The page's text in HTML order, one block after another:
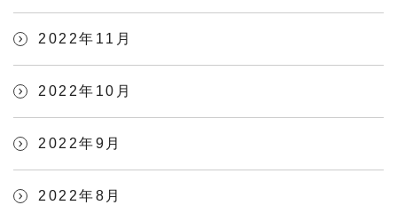
2022年11月
2022年10月
2022年9月
2022年8月